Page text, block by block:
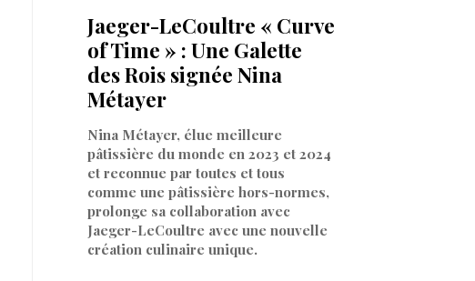
Jaeger-LeCoultre « Curve
of Time » : Une Galette
des Rois signée Nina
Métayer
Nina Métayer, élue meilleure
pâtissière du monde en 2023 et 2024
et reconnue par toutes et tous
comme une pâtissière hors-normes,
prolonge sa collaboration avec
Jaeger-LeCoultre avec une nouvelle
création culinaire unique.